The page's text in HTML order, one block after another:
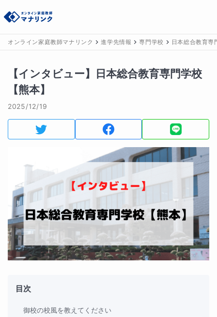
オンライン家庭教師マナリンク 進学先情報 専門学校 日本総合教育専
【インタビュー】日本総合教育専門学校
【熊本】
2025/12/19
目次
御校の校風を教えてください